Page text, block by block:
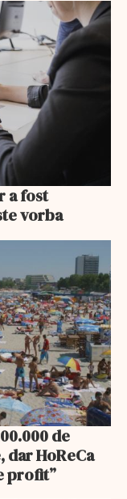
a fost
vorba
de
dar HoReCa
profit”